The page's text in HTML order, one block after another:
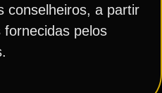
conselheiros, a partir
pelos